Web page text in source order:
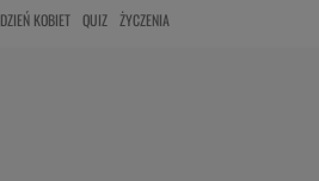
DZIEŃ KOBIET QUIZ ŻYCZENIA